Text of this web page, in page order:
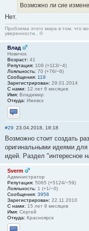
Возможно ли сие
Нет.
Проблема этого мира в том, что
уверенности.. ©
Влад
Новичок
Возраст: 41
Репутация: 109 (+113/−4)
Лояльность: 70 (+76/−6)
Сообщения: 119
Зарегистрирован: 29.01.2014
С нами: 12 лет 6 месяцев
Имя: Владимир
Откуда: Ижевск
Отправить личное
#29 23.04.2018, 18:18
Возможно стоит создать
оригинальными идеями для
идей. Раздел "интересное
Sverm
Администратор
Репутация: 5065 (+5124/−59)
Лояльность: 1 (+1/−0)
Сообщения: 3958
Зарегистрирован: 22.11.2010
С нами: 15 лет 8 месяцев
Имя: Сергей
Откуда: Красноярск